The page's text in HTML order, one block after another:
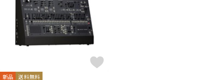
キーボード
新品 送料無料